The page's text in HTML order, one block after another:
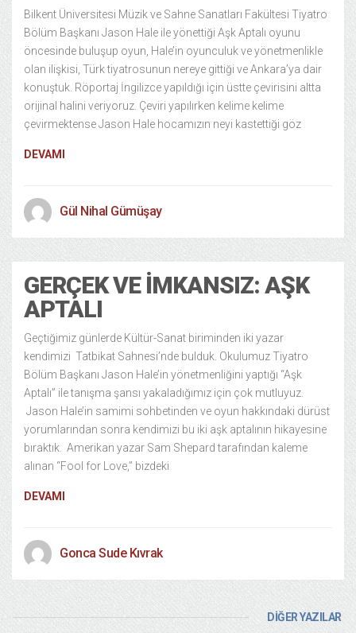
Bilkent Üniversitesi Müzik ve Sahne Sanatları Fakültesi Tiyatro
Bölüm Başkanı Jason Hale ile yönettiği Aşk Aptalı oyunu
öncesinde buluşup oyun, Hale’in oyunculuk ve yönetmenlikle
olan ilişkisi, Türk tiyatrosunun nereye gittiği ve Ankara’ya dair
konuştuk. Röportaj İngilizce yapıldığı için üstte çevirisini altta
orijinal halini veriyoruz. Çeviri yapılırken kelime kelime
çevirmektense Jason Hale hocamızın neyi kastettiği göz
DEVAMI
Gül Nihal Gümüşay
GERÇEK VE İMKANSIZ: AŞK
APTALI
Geçtiğimiz günlerde Kültür-Sanat biriminden iki yazar
kendimizi Tatbikat Sahnesi’nde bulduk. Okulumuz Tiyatro
Bölüm Başkanı Jason Hale’in yönetmenliğini yaptığı “Aşk
Aptalı” ile tanışma şansı yakaladığımız için çok mutluyuz.
Jason Hale’in samimi sohbetinden ve oyun hakkındaki dürüst
yorumlarından sonra kendimizi bu iki aşk aptalının hikayesine
bıraktık. Amerikan yazar Sam Shepard tarafından kaleme
alınan “Fool for Love,” bizdeki
DEVAMI
Gonca Sude Kıvrak
DİĞER YAZILAR